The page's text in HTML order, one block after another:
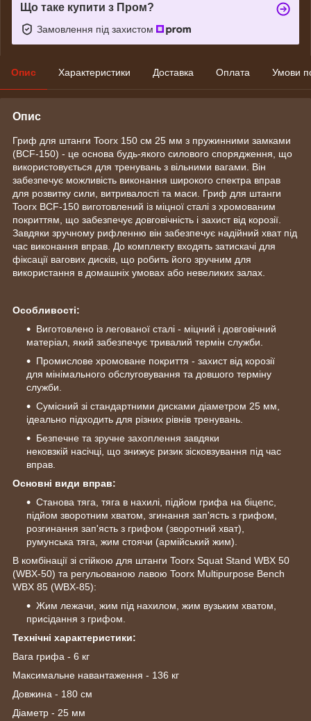
Що таке купити з Пром?
Замовлення під захистом
Опис Характеристики Доставка Оплата Умови
Опис
Гриф для штанги Toorx 150 см 25 мм з пружинними замками
(BCF-150) - це основа будь-якого силового спорядження, що
використовується для тренувань з вільними вагами. Він
забезпечує можливість виконання широкого спектра вправ
для розвитку сили, витривалості та маси. Гриф для штанги
Toorx BCF-150 виготовлений із міцної сталі з хромованим
покриттям, що забезпечує довговічність і захист від корозії.
Завдяки зручному рифленню він забезпечує надійний хват під
час виконання вправ. До комплекту входять затискачі для
фіксації вагових дисків, що робить його зручним для
використання в домашніх умовах або невеликих залах.
Особливості:
Виготовлено із легованої сталі - міцний і довговічний
матеріал, який забезпечує тривалий термін служби.
Промислове хромоване покриття - захист від корозії
для мінімального обслуговування та довшого терміну
служби.
Сумісний зі стандартними дисками діаметром 25 мм,
ідеально підходить для різних рівнів тренувань.
Безпечне та зручне захоплення завдяки
нековзкій насічці, що знижує ризик зісковзування під час
вправ.
Основні види вправ:
Станова тяга, тяга в нахилі, підйом грифа на біцепс,
підйом зворотним хватом, згинання зап'ясть з грифом,
розгинання зап'ясть з грифом (зворотний хват),
румунська тяга, жим стоячи (армійський жим).
В комбінації зі стійкою для штанги Toorx Squat Stand WBX 50
(WBX-50) та регульованою лавою Toorx Multipurpose Bench
WBX 85 (WBX-85):
Жим лежачи, жим під нахилом, жим вузьким хватом,
присідання з грифом.
Технічні характеристики:
Вага грифа - 6 кг
Максимальне навантаження - 136 кг
Довжина - 180 см
Діаметр - 25 мм